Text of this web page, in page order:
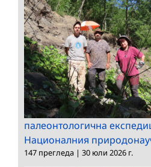
палеонтологична
Националния
147 прегледа | 30 юли 2026 г.